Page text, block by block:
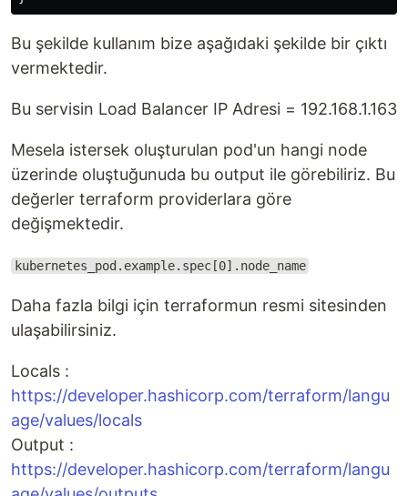
Bu şekilde kullanım bize aşağıdaki şekilde bir çıktı
vermektedir.
Bu servisin Load Balancer IP Adresi = 192.168.1.163
Mesela istersek oluşturulan pod'un hangi node
üzerinde oluştuğunuda bu output ile görebiliriz. Bu
değerler terraform providerlara göre
değişmektedir.
kubernetes_pod.example.spec[0].node_name
Daha fazla bilgi için terraformun resmi sitesinden
ulaşabilirsiniz.
Locals :
https://developer.hashicorp.com/terraform/langu
age/values/locals
Output :
https://developer.hashicorp.com/terraform/langu